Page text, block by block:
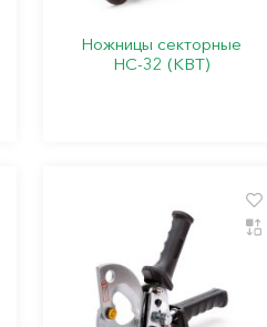
Ножницы секторные
НС-32 (КВТ)